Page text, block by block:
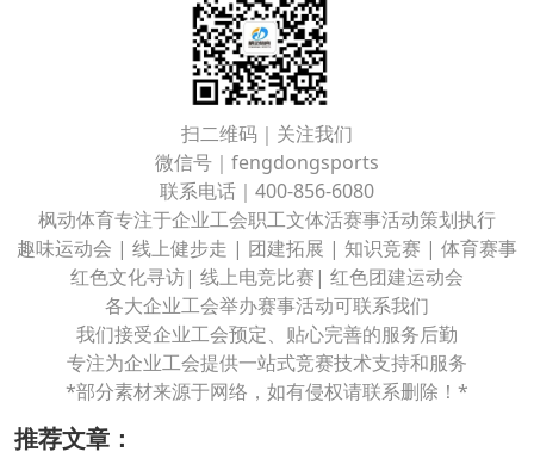
扫二维码｜关注我们
微信号｜fengdongsports
联系电话｜400-856-6080
枫动体育专注于企业工会职工文体活赛事活动策划执行
趣味运动会 | 线上健步走 | 团建拓展 | 知识竞赛 | 体育赛事
红色文化寻访| 线上电竞比赛| 红色团建运动会
各大企业工会举办赛事活动可联系我们
我们接受企业工会预定、贴心完善的服务后勤
专注为企业工会提供一站式竞赛技术支持和服务
*部分素材来源于网络，如有侵权请联系删除！*
推荐文章：